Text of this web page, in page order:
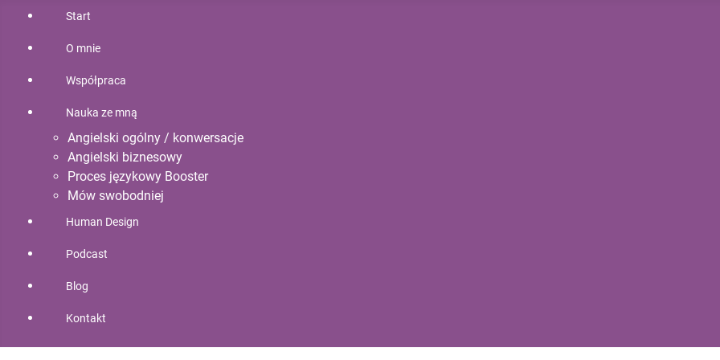
Start
O mnie
Współpraca
Nauka ze mną
Angielski ogólny / konwersacje
Angielski biznesowy
Proces językowy Booster
Mów swobodniej
Human Design
Podcast
Blog
Kontakt